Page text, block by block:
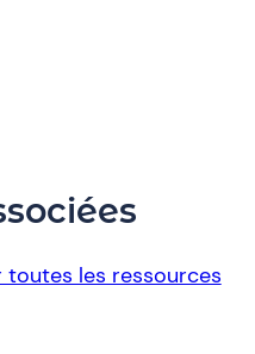
toutes les ressources